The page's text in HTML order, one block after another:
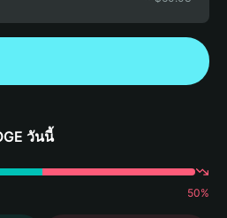
วันนี้
50%